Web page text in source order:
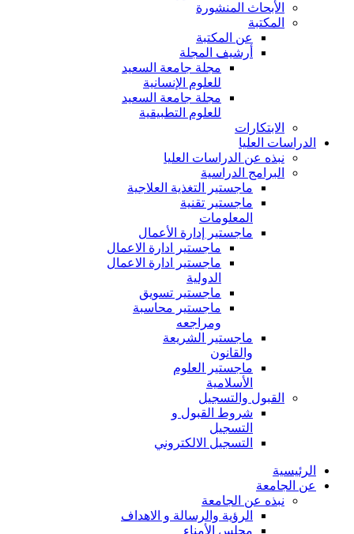
الأبحاث المنشورة
المكتبة
عن المكتبة
أرشيف المجلة
مجلة جامعة السعيد
للعلوم الإنسانية
مجلة جامعة السعيد
للعلوم التطبيقية
الابتكارات
الدراسات العليا
نبذه عن الدراسات العليا
البرامج الدراسية
ماجستير التغذية العلاجية
ماجستير تقنية
المعلومات
ماجستير إدارة الأعمال
ماجستير ادارة الاعمال
ماجستير ادارة الاعمال
الدولية
ماجستير تسويق
ماجستير محاسبة
ومراجعه
ماجستير الشريعة
والقانون
ماجستير العلوم
الأسلامية
القبول والتسجيل
شروط القبول و
التسجيل
التسجيل الالكتروني
الرئيسية
عن الجامعة
نبذه عن الجامعة
الرؤية والرسالة و الاهداف
مجلس الأمناء